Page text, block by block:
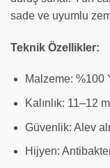
sade ve uyumlu
Teknik Özellikler:
Malzeme: %100
Kalınlık: 11–12
Güvenlik: Alev
Hijyen: